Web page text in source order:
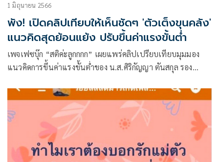
1 มิถุนายน 2566
พัง! เปิดคลิปเทียบให้เห็นชัดๆ 'ตัวเต็งขุนคลัง'
แนวคิดสุดย้อนแย้ง ปรับขึ้นค่าแรงขั้นต่ำ
เพจเฟซบุ๊ก “สติค่ะลูกกกก” เผยแพร่คลิปเปรียบเทียบมุมมอง
แนวคิดการขึ้นค่าแรงขั้นต่ำของ น.ส.ศิริกัญญา ตันสกุล รอง